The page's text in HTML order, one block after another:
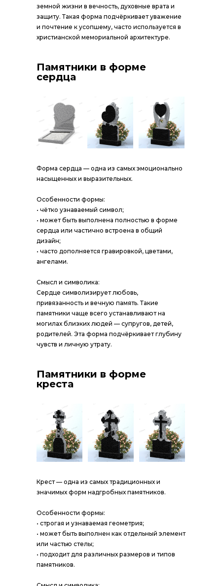
земной жизни в вечность, духовные врата и
защиту. Такая форма подчёркивает уважение
и почтение к усопшему, часто используется в
христианской мемориальной архитектуре.
Крест — одна из самых традиционных и
значимых форм надгробных памятников.
Особенности формы:
• строгая и узнаваемая геометрия;
• может быть выполнен как отдельный элемент
или частью стелы;
• подходит для различных размеров и типов
памятников.
Памятники в форме
креста
Форма сердца — одна из самых эмоционально
насыщенных и выразительных.
Особенности формы:
• чётко узнаваемый символ;
• может быть выполнена полностью в форме
сердца или частично встроена в общий
дизайн;
• часто дополняется гравировкой, цветами,
ангелами.
Смысл и символика:
Сердце символизирует любовь,
привязанность и вечную память. Такие
памятники чаще всего устанавливают на
могилах близких людей — супругов, детей,
родителей. Эта форма подчёркивает глубину
чувств и личную утрату.
Памятники в форме
сердца